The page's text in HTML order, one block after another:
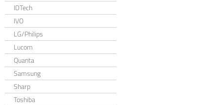
IDTech
IVO
LG/Philips
Lucom
Quanta
Samsung
Sharp
Toshiba